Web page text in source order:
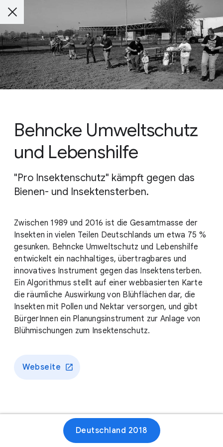
Behncke Umweltschutz
und Lebenshilfe
"Pro Insektenschutz" kämpft gegen das
Bienen- und Insektensterben.
Zwischen 1989 und 2016 ist die Gesamtmasse der
Insekten in vielen Teilen Deutschlands um etwa 75 %
gesunken. Behncke Umweltschutz und Lebenshilfe
entwickelt ein nachhaltiges, übertragbares und
innovatives Instrument gegen das Insektensterben.
Ein Algorithmus stellt auf einer webbasierten Karte
die räumliche Auswirkung von Blühflächen dar, die
Insekten mit Pollen und Nektar versorgen, und gibt
BürgerInnen ein Planungsinstrument zur Anlage von
Blühmischungen zum Insektenschutz.
Webseite
Deutschland 2018